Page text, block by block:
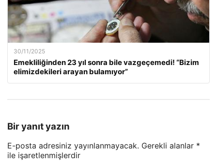
30/11/2025
Emekliliğinden 23 yıl sonra bile vazgeçemedi! “Bizim
elimizdekileri arayan bulamıyor”
Bir yanıt yazın
E-posta adresiniz yayınlanmayacak. Gerekli alanlar *
ile işaretlenmişlerdir